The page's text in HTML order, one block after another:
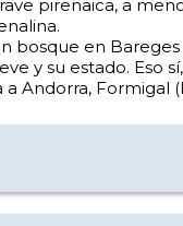
pirenaica, a
en
y su estado. Eso
Andorra, Formigal